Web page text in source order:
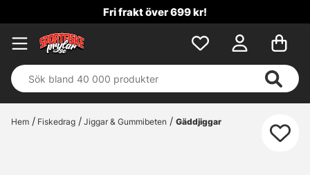
Fri frakt över 699 kr!
Hem Fiskedrag Jiggar & Gummibeten Gäddjiggar